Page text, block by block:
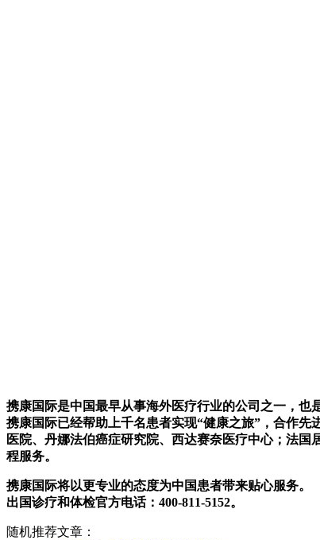
携康国际是中国最早从事海外医疗行业的公司之一，也
携康国际已经帮助上千名患者实现“健康之旅”，合作
医院、丹娜法伯癌症研究院、西达赛奈医疗中心；法
程服务。
携康国际将以更专业的态度为中国患者带来贴心服务。
出国诊疗和体检官方电话：400-811-5152。
随机推荐文章：